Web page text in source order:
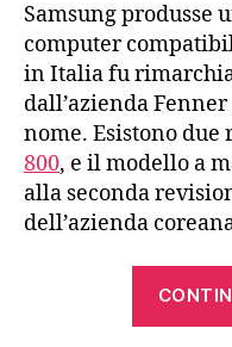
Samsung produsse
computer
in Italia fu
dall’azienda
nome. Esistono
800, e il modello a
alla seconda
dell’azienda